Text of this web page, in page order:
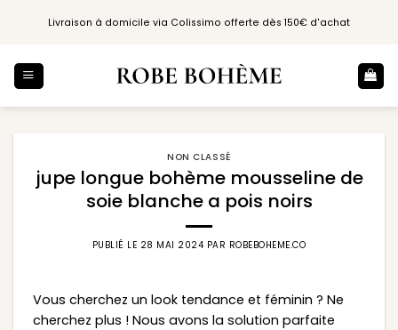
Livraison à domicile via Colissimo offerte dès 150€ d'achat
NON CLASSÉ
jupe longue bohème mousseline de
soie blanche a pois noirs
PUBLIÉ LE 28 MAI 2024 PAR ROBEBOHEME.CO
Vous cherchez un look tendance et féminin ? Ne
cherchez plus ! Nous avons la solution parfaite